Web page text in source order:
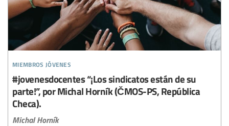
miembros jóvenes
#jovenesdocentes “¡Los sindicatos están de su
parte!”, por Michal Horník (ČMOS-PS, República
Checa).
Michal Horník